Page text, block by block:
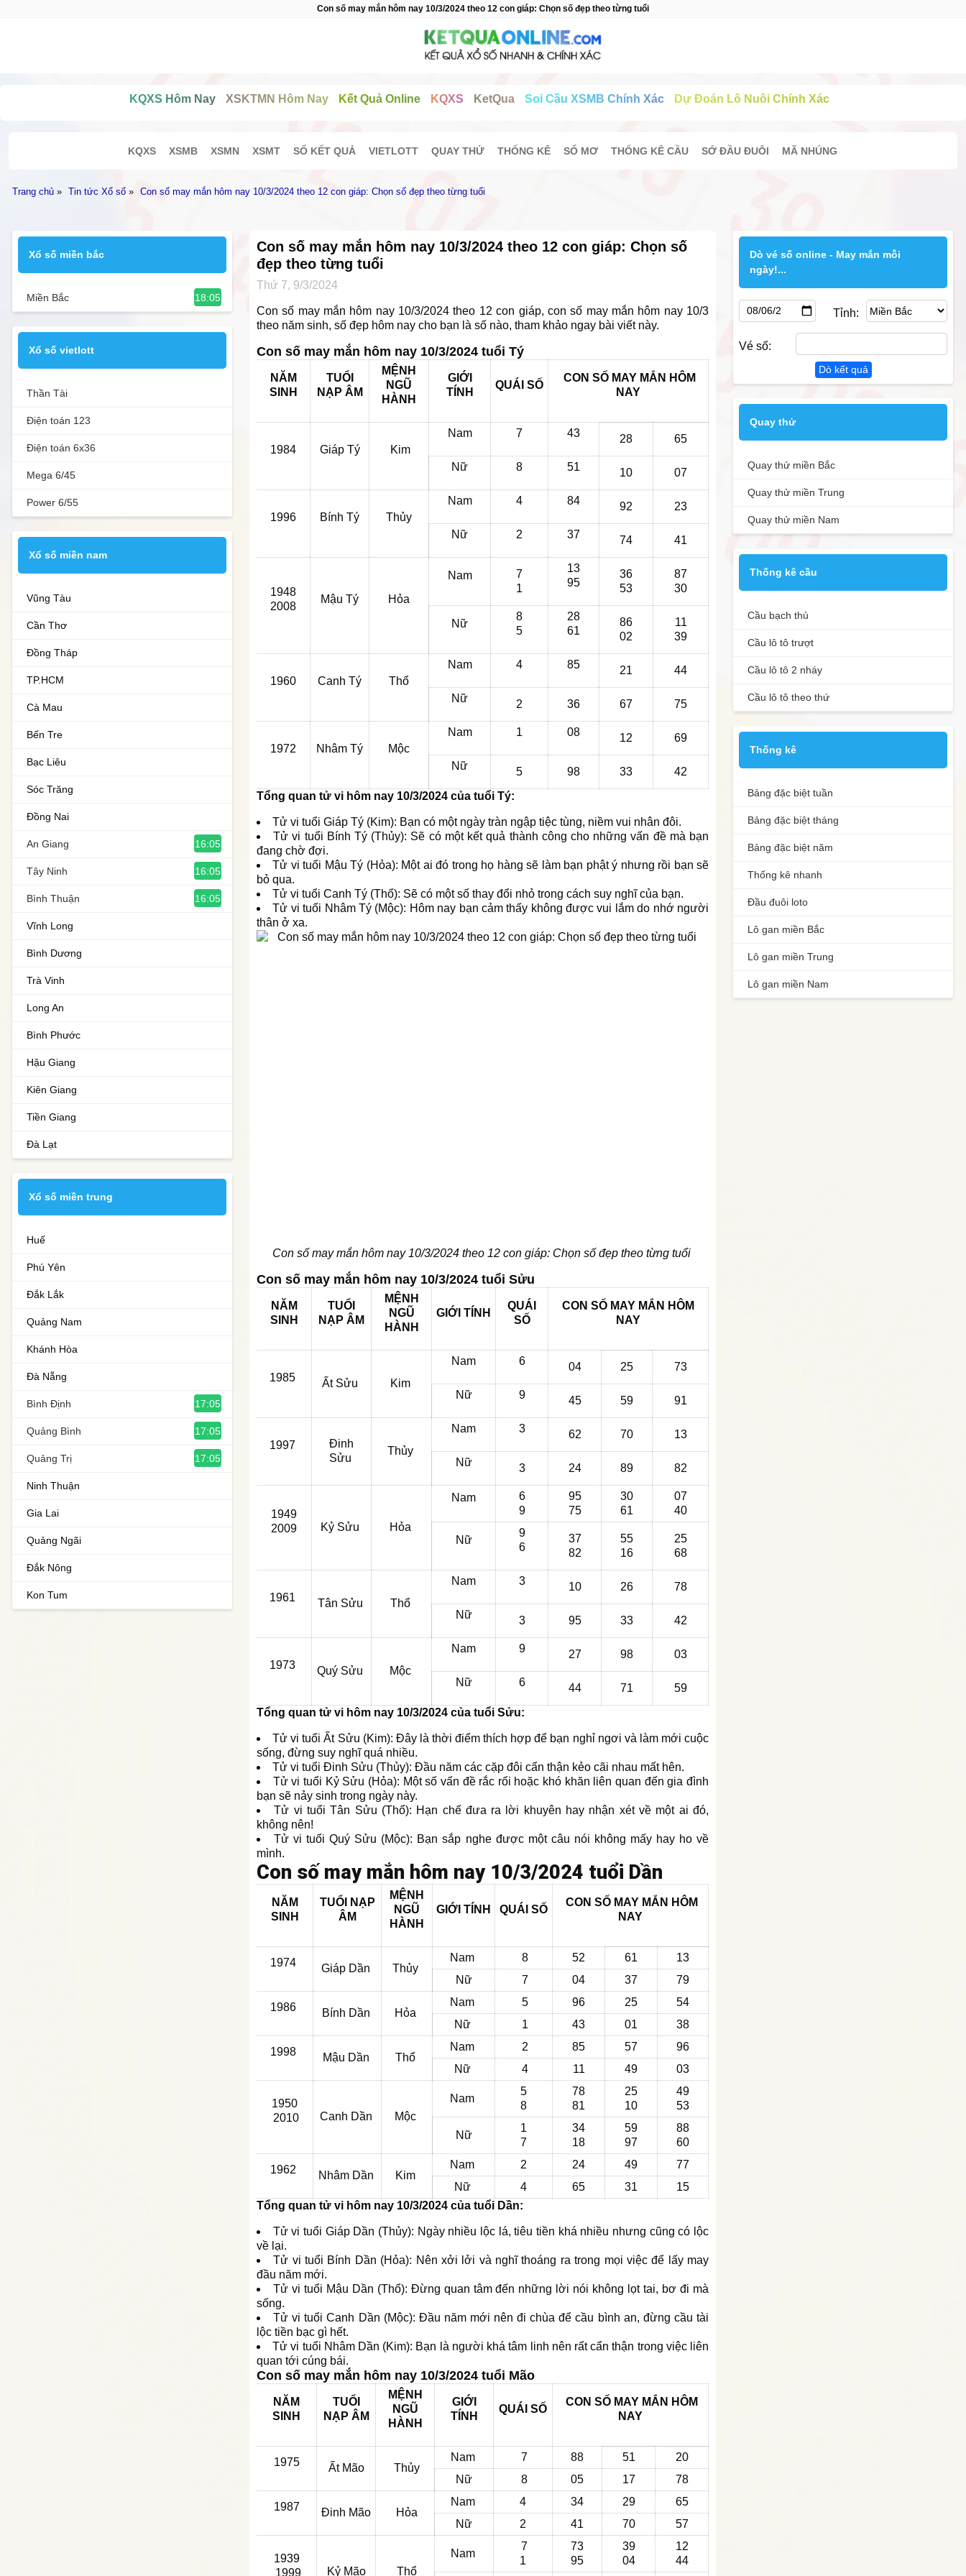
Con số may mắn hôm nay 10/3/2024 theo 12 con giáp: Chọn số đẹp theo từng tuổi
KQXS Hôm Nay XSKTMN Hôm Nay Kết Quả Online KQXS KetQua Soi Cầu XSMB Chính Xác Dự Đoán Lô Nuôi Chính Xác
KQXS XSMB XSMN XSMT SỔ KẾT QUẢ VIETLOTT QUAY THỬ THỐNG KÊ SỔ MƠ THỐNG KÊ CẦU SỚ ĐẦU ĐUÔI MÃ NHÚNG
Trang chủ » Tin tức Xổ số » Con số may mắn hôm nay 10/3/2024 theo 12 con giáp: Chọn số đẹp theo từng tuổi
Con số may mắn hôm nay 10/3/2024 theo 12 con giáp: Chọn số
đẹp theo từng tuổi
Thứ 7, 9/3/2024
Con số may mắn hôm nay 10/3/2024 theo 12 con giáp, con số may mắn hôm nay 10/3
theo năm sinh, số đẹp hôm nay cho bạn là số nào, tham khảo ngay bài viết này.
Con số may mắn hôm nay 10/3/2024 tuổi Tý
NĂM
SINH
TUỔI
NẠP ÂM
MỆNH
NGŨ
HÀNH
GIỚI
TÍNH
QUÁI SỐ
CON SỐ MAY MẮN HÔM
NAY
1984 Giáp Tý Kim
Nam 7 43 28 65
Nữ 8 51 10 07
1996 Bính Tý Thủy
Nam 4 84 92 23
Nữ 2 37 74 41
1948
2008
Mậu Tý Hỏa
Nam
7
1
13
95
36
53
87
30
Nữ
8
5
28
61
86
02
11
39
1960 Canh Tý Thổ
Nam 4 85 21 44
Nữ 2 36 67 75
1972 Nhâm Tý Mộc
Nam 1 08 12 69
Nữ 5 98 33
42
Tổng quan tử vi hôm nay 10/3/2024 của tuổi Tý:
Tử vi tuổi Giáp Tý (Kim): Bạn có một ngày tràn ngập tiệc tùng, niềm vui nhân đôi.
Tử vi tuổi Bính Tý (Thủy): Sẽ có một kết quả thành công cho những vấn đề mà bạn
đang chờ đợi.
Tử vi tuổi Mậu Tý (Hỏa): Một ai đó trong họ hàng sẽ làm bạn phật ý nhưng rồi bạn sẽ
bỏ qua.
Tử vi tuổi Canh Tý (Thổ): Sẽ có một số thay đổi nhỏ trong cách suy nghĩ của bạn.
Tử vi tuổi Nhâm Tý (Mộc): Hôm nay bạn cảm thấy không được vui lắm do nhớ người
thân ở xa.
Con số may mắn hôm nay 10/3/2024 theo 12 con giáp: Chọn số đẹp theo từng tuổi
Con số may mắn hôm nay 10/3/2024 tuổi Sửu
NĂM
SINH
TUỔI
NẠP ÂM
MỆNH
NGŨ
HÀNH
GIỚI TÍNH
QUÁI
SỐ
CON SỐ MAY MẮN HÔM
NAY
1985 Ất Sửu Kim
Nam 6 04 25 73
Nữ 9 45 59 91
1997
Đinh
Sửu
Thủy
Nam 3 62 70 13
Nữ 3 24 89 82
1949
2009
Kỷ Sửu Hỏa
Nam
6
9
95
75
30
61
07
40
Nữ
9
6
37
82
55
16
25
68
1961 Tân Sửu Thổ
Nam 3 10 26 78
Nữ 3 95 33 42
1973 Quý Sửu Mộc
Nam 9 27 98 03
Nữ 6 44 71
59
Tổng quan tử vi hôm nay 10/3/2024 của tuổi Sửu:
Tử vi tuổi Ất Sửu (Kim): Đây là thời điểm thích hợp để bạn nghỉ ngơi và làm mới cuộc
sống, đừng suy nghĩ quá nhiều.
Tử vi tuổi Đinh Sửu (Thủy): Đầu năm các cặp đôi cẩn thận kẻo cãi nhau mất hên.
Tử vi tuổi Kỷ Sửu (Hỏa): Một số vấn đề rắc rối hoặc khó khăn liên quan đến gia đình
bạn sẽ nảy sinh trong ngày này.
Tử vi tuổi Tân Sửu (Thổ): Hạn chế đưa ra lời khuyên hay nhận xét về một ai đó,
không nên!
Tử vi tuổi Quý Sửu (Mộc): Bạn sắp nghe được một câu nói không mấy hay ho về
mình.
Con số may mắn hôm nay 10/3/2024 tuổi Dần
NĂM
SINH
TUỔI NẠP
ÂM
MỆNH
NGŨ
HÀNH
GIỚI TÍNH QUÁI SỐ
CON SỐ MAY MẮN HÔM
NAY
1974 Giáp Dần Thủy
Nam 8 52 61
13
Nữ
7 04 37 79
1986 Bính Dần Hỏa
Nam 5 96 25
54
Nữ
1 43 01 38
1998 Mậu Dần Thổ
Nam 2 85 57
96
Nữ
4 11 49 03
1950
2010
Canh Dần Mộc
Nam
5
8
78
81
25
10
49
53
Nữ
1
7
34
18
59
97
88
60
1962 Nhâm Dần Kim
Nam 2 24 49
77
Nữ
4 65 31
15
Tổng quan tử vi hôm nay 10/3/2024 của tuổi Dần:
Tử vi tuổi Giáp Dần (Thủy): Ngày nhiều lộc lá, tiêu tiền khá nhiều nhưng cũng có lộc
về lại.
Tử vi tuổi Bính Dần (Hỏa): Nên xởi lởi và nghĩ thoáng ra trong mọi việc để lấy may
đầu năm mới.
Tử vi tuổi Mậu Dần (Thổ): Đừng quan tâm đến những lời nói không lọt tai, bơ đi mà
sống.
Tử vi tuổi Canh Dần (Mộc): Đầu năm mới nên đi chùa để cầu bình an, đừng cầu tài
lộc tiền bạc gì hết.
Tử vi tuổi Nhâm Dần (Kim): Bạn là người khá tâm linh nên rất cẩn thận trong việc liên
quan tới cúng bái.
Con số may mắn hôm nay 10/3/2024 tuổi Mão
NĂM
SINH
TUỔI
NẠP ÂM
MỆNH
NGŨ
HÀNH
GIỚI
TÍNH
QUÁI SỐ
CON SỐ MAY MẮN HÔM
NAY
1975 Ất Mão Thủy
Nam 7 88 51
20
Nữ
8 05 17 78
1987 Đinh Mão Hỏa
Nam 4 34 29
65
Nữ
2 41 70 57
1939
1999
Kỷ Mão Thổ
Nam
7
1
73
95
39
04
12
44
Xổ số miền bắc
Miền Bắc 18:05
Xổ số vietlott
Thần Tài
Điện toán 123
Điện toán 6x36
Mega 6/45
Power 6/55
Xổ số miền nam
Vũng Tàu
Cần Thơ
Đồng Tháp
TP.HCM
Cà Mau
Bến Tre
Bạc Liêu
Sóc Trăng
Đồng Nai
An Giang 16:05
Tây Ninh 16:05
Bình Thuận 16:05
Vĩnh Long
Bình Dương
Trà Vinh
Long An
Bình Phước
Hậu Giang
Kiên Giang
Tiền Giang
Đà Lạt
Xổ số miền trung
Huế
Phú Yên
Đắk Lắk
Quảng Nam
Khánh Hòa
Đà Nẵng
Bình Định 17:05
Quảng Bình 17:05
Quảng Trị 17:05
Ninh Thuận
Gia Lai
Quảng Ngãi
Đắk Nông
Kon Tum
Dò vé số online - May mắn mỗi
ngày!...
Tỉnh:
Vé số:
Dò kết quả
Quay thử
Quay thử miền Bắc
Quay thử miền Trung
Quay thử miền Nam
Thống kê cầu
Cầu bạch thủ
Cầu lô tô trượt
Cầu lô tô 2 nháy
Cầu lô tô theo thứ
Thống kê
Bảng đặc biệt tuần
Bảng đặc biệt tháng
Bảng đặc biệt năm
Thống kê nhanh
Đầu đuôi loto
Lô gan miền Bắc
Lô gan miền Trung
Lô gan miền Nam